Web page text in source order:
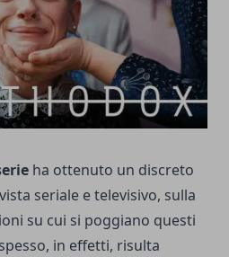
ha ottenuto un discreto
seriale e televisivo, sulla
su cui si poggiano questi
in effetti, risulta